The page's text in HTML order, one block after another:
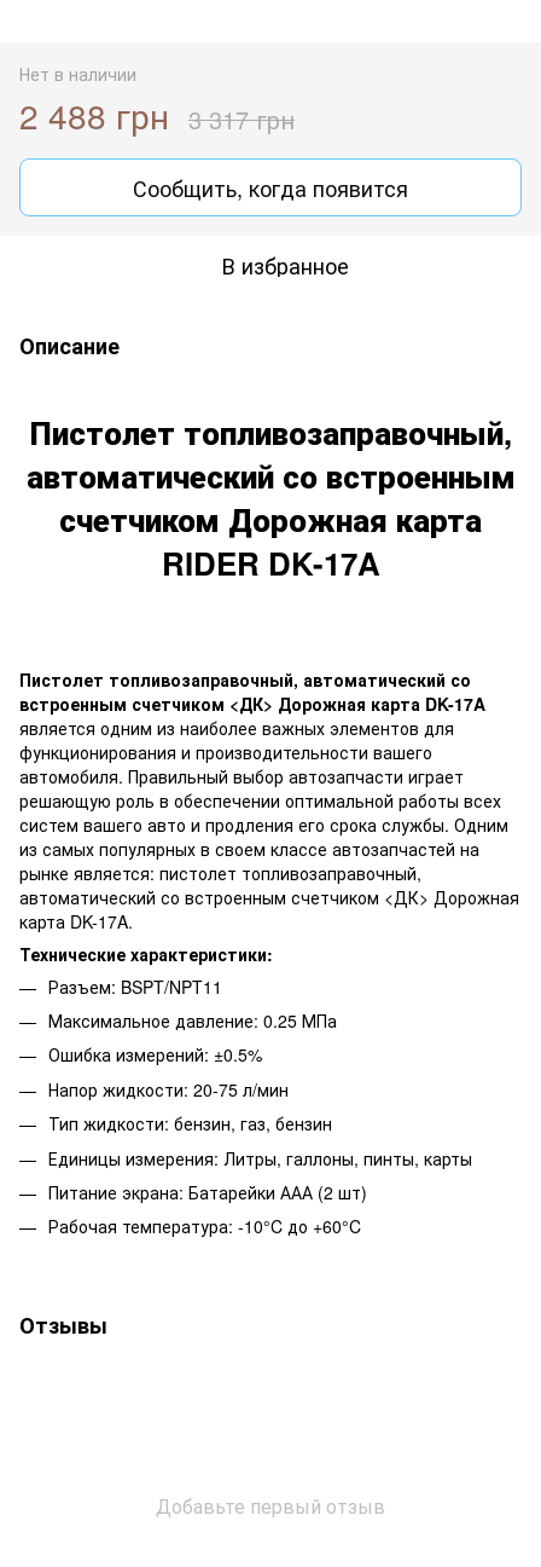
Нет в наличии
2 488 грн 3 317 грн
Сообщить, когда появится
В избранное
Описание
Пистолет топливозаправочный,
автоматический со встроенным
счетчиком Дорожная карта
RIDER DK-17A
Пистолет топливозаправочный, автоматический со
встроенным счетчиком <ДК> Дорожная карта DK-17A
является одним из наиболее важных элементов для
функционирования и производительности вашего
автомобиля. Правильный выбор автозапчасти играет
решающую роль в обеспечении оптимальной работы всех
систем вашего авто и продления его срока службы. Одним
из самых популярных в своем классе автозапчастей на
рынке является: пистолет топливозаправочный,
автоматический со встроенным счетчиком <ДК> Дорожная
карта DK-17A.
Технические характеристики:
Разъем: BSPT/NPT11
Максимальное давление: 0.25 МПа
Ошибка измерений: ±0.5%
Напор жидкости: 20-75 л/мин
Тип жидкости: бензин, газ, бензин
Единицы измерения: Литры, галлоны, пинты, карты
Питание экрана: Батарейки ААА (2 шт)
Рабочая температура: -10°C до +60°C
Отзывы
Добавьте первый отзыв